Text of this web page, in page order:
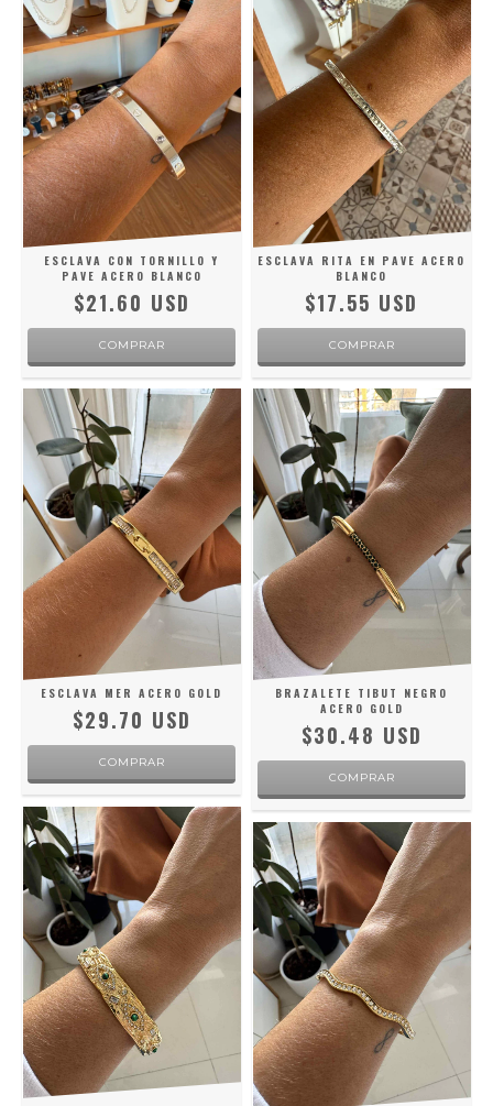
ESCLAVA CON TORNILLO Y
PAVE ACERO BLANCO
$21.60 USD
ESCLAVA RITA EN PAVE ACERO
BLANCO
$17.55 USD
ESCLAVA MER ACERO GOLD
$29.70 USD
BRAZALETE TIBUT NEGRO
ACERO GOLD
$30.48 USD